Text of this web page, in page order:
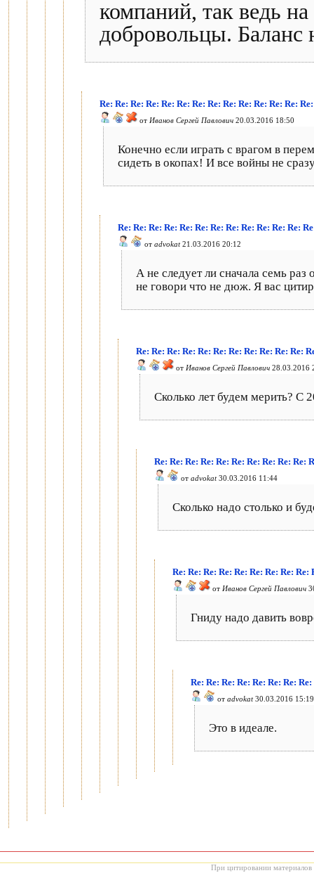
компаний, так ведь
добровольцы. Баланс
Re: Re: Re: Re: Re: Re: Re: Re: Re: Re: Re: Re: Re:
от Иванов Сергей Павлович 20.03.2016 18:50
Конечно если играть с врагом в
сидеть в окопах! И все войны не
Re: Re: Re: Re: Re: Re: Re: Re: Re: Re: Re: Re:
от advokat21.03.2016 20:12
А не следует ли сначала семь раз
не говори что не дюж. Я вас
Re: Re: Re: Re: Re: Re: Re: Re: Re: Re: Re:
от Иванов Сергей Павлович 28.03.2016
Сколько лет будем мерить? С
Re: Re: Re: Re: Re: Re: Re: Re: Re: Re:
от advokat30.03.2016 11:44
Сколько надо столько и
Re: Re: Re: Re: Re: Re: Re: Re:
от Иванов Сергей Павлович
Гниду надо давить
Re: Re: Re: Re: Re: Re: Re:
от advokat30.03.2016 15:19
Это в идеале.
При цитировании материалов